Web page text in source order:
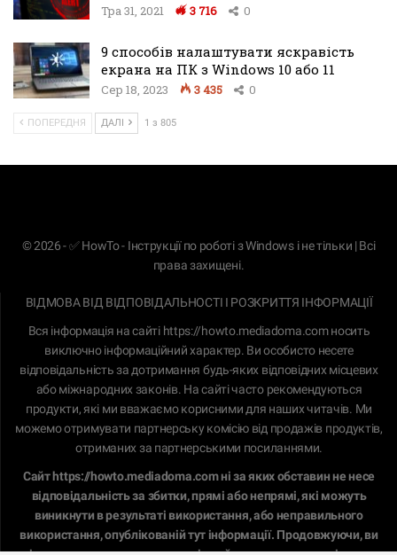
Тра 31, 2021 3 716 0
9 способів налаштувати яскравість
екрана на ПК з Windows 10 або 11
Сер 18, 2023 3 435 0
ПОПЕРЕДНЯ ДАЛІ 1 з 805
© 2026 - ✅ HowTo - Інструкції по роботі з Windows і не тільки | Всі
права захищені.
ВІДМОВА ВІД ВІДПОВІДАЛЬНОСТІ І РОЗКРИТТЯ ІНФОРМАЦІЇ
Вся інформація на сайті https://howto.mediadoma.comносить
виключно інформаційний характер. Ви особисто несете
відповідальність за дотримання будь-яких відповідних місцевих
або міжнародних законів. На сайті часто рекомендуються
продукти, які ми вважаємо корисними для наших читачів. Ми
можемо отримувати партнерську комісію від продажів продуктів,
отриманих за партнерськими посиланнями.
Сайтhttps://howto.mediadoma.comні за яких обставин не несе
відповідальність за збитки, прямі або непрямі, які можуть
виникнути в результаті використання, або неправильного
використання, опублікованій тут інформації. Продовжуючи, ви